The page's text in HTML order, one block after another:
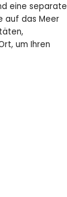
eine separate
auf das Meer
um Ihren